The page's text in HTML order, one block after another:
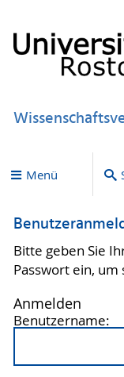
Menü
Bitte geben Sie
Passwort ein,
Anmelden
Benutzername: